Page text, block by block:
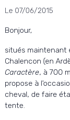
Le 07/06/2015
Bonjour,
situés maintenant
Chalencon (en
Caractère, à 700
propose à
cheval, de faire
tente.